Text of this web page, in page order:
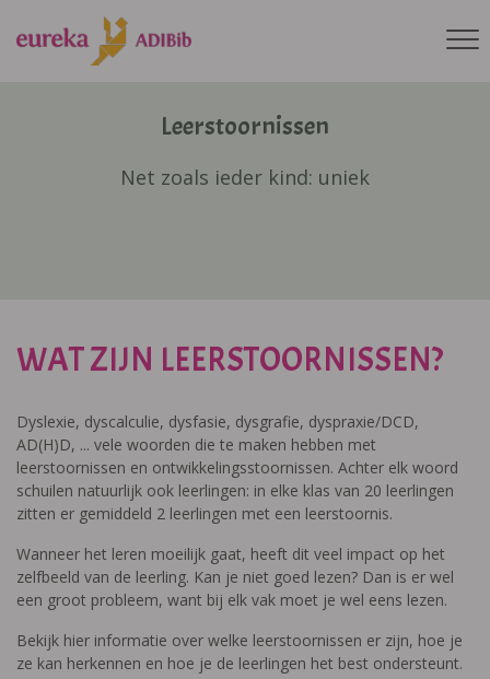
Leerstoornissen
Net zoals ieder kind: uniek
WAT ZIJN LEERSTOORNISSEN?
Dyslexie, dyscalculie, dysfasie, dysgrafie, dyspraxie/DCD,
AD(H)D, ... vele woorden die te maken hebben met
leerstoornissen en ontwikkelingsstoornissen. Achter elk woord
schuilen natuurlijk ook leerlingen: in elke klas van 20 leerlingen
zitten er gemiddeld 2 leerlingen met een leerstoornis.
Wanneer het leren moeilijk gaat, heeft dit veel impact op het
zelfbeeld van de leerling. Kan je niet goed lezen? Dan is er wel
een groot probleem, want bij elk vak moet je wel eens lezen.
Bekijk hier informatie over welke leerstoornissen er zijn, hoe je
ze kan herkennen en hoe je de leerlingen het best ondersteunt.